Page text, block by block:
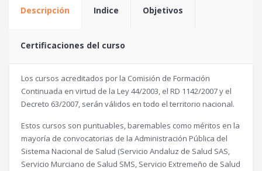
Descripción Indice Objetivos
Certificaciones del curso
Los cursos acreditados por la Comisión de Formación
Continuada en virtud de la Ley 44/2003, el RD 1142/2007 y el
Decreto 63/2007, serán válidos en todo el territorio nacional.
Estos cursos son puntuables, baremables como méritos en la
mayoría de convocatorias de la Administración Pública del
Sistema Nacional de Salud (Servicio Andaluz de Salud SAS,
Servicio Murciano de Salud SMS, Servicio Extremeño de Salud